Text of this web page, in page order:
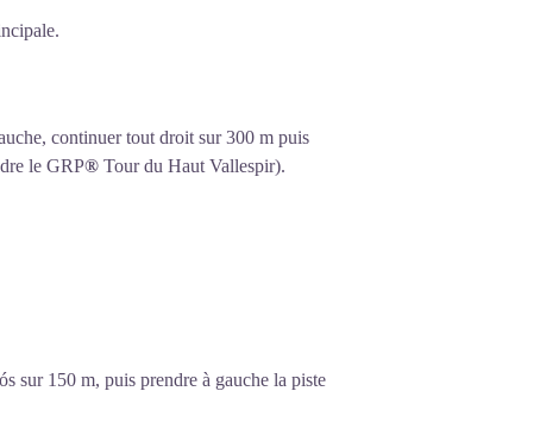
continuer tout droit sur 300 m puis
le GRP® Tour du Haut Vallespir).
sur 150 m, puis prendre à gauche la piste